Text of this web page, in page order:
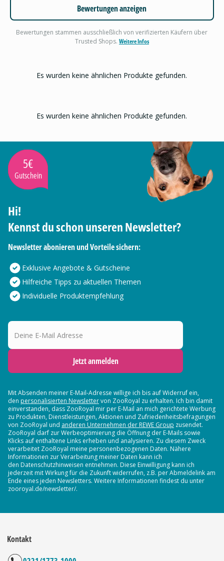
Bewertungen anzeigen
Bewertungen stammen ausschließlich von verifizierten Käufern über
Trusted Shops. Weitere Infos
Es wurden keine ähnlichen Produkte gefunden.
Es wurden keine ähnlichen Produkte gefunden.
5€
Gutschein
Hi!
Kennst du schon unseren Newsletter?
Newsletter abonieren und Vorteile sichern:
Exklusive Angebote & Gutscheine
Hilfreiche Tipps zu aktuellen Themen
Individuelle Produktempfehlung
Deine E-Mail Adresse
Jetzt anmelden
Mit Absenden meiner E-Mail-Adresse willige ich bis auf Widerruf ein,
den personalisierten Newslettervon ZooRoyal zu erhalten. Ich bin damit
einverstanden, dass ZooRoyal mir per E-Mail an mich gerichtete Werbung
zu Produkten, Dienstleistungen, Aktionen und Zufriedenheitsbefragungen
von ZooRoyal und anderen Unternehmen der REWE Group zusendet.
ZooRoyal darf zur Werbeoptimierung die Öffnung der E-Mails sowie
Klicks auf enthaltene Links erheben und analysieren. Zu diesem Zweck
verarbeitet ZooRoyal meine personenbezogenen Daten. Nähere
Informationen zur Verarbeitung meiner Daten kann ich
den Datenschutzhinweisen entnehmen. Diese Einwilligung kann ich
jederzeit mit Wirkung für die Zukunft widerrufen, z.B. per Abmeldelink am
Ende eines jeden Newsletters. Weitere Informationen findest du unter
zooroyal.de/newsletter/.
Kontakt